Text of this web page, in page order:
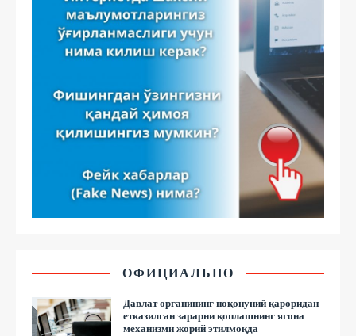
ОФИЦИАЛЬНО
Давлат органининг ноқонуний қароридан
етказилган зарарни қоплашнинг ягона
механизми жорий этилмоқда